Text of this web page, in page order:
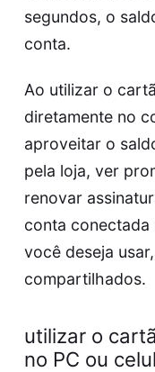
segundos, o
conta.
Ao utilizar o
diretamente no
aproveitar o
pela loja, ver
renovar
conta conectada
você deseja
compartilhados.
utilizar o
no PC ou